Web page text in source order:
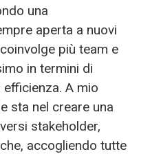
una
aperta a nuovi
più team e
in termini di
A mio
sta nel creare una
stakeholder,
accogliendo tutte